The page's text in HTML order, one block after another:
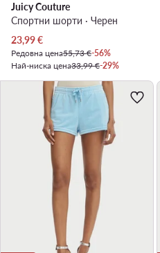
Juicy Couture
Спортни шорти · Черен
Актуална цена
23,99€
Редовна цена55,73 €-56%
Най-ниска цена33,99 €-29%